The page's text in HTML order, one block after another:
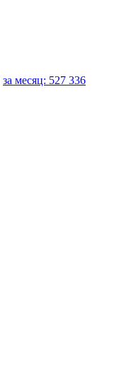
за месяц: 527 336